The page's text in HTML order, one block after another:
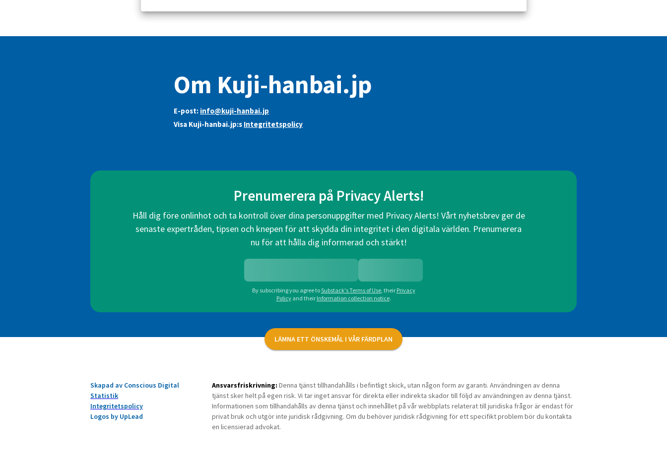
Om Kuji-hanbai.jp
E-post: info@kuji-hanbai.jp
Visa Kuji-hanbai.jp:s Integritetspolicy
Prenumerera på Privacy Alerts!
Håll dig före onlinhot och ta kontroll över dina personuppgifter med Privacy Alerts! Vårt nyhetsbrev ger de
senaste expertråden, tipsen och knepen för att skydda din integritet i den digitala världen. Prenumerera
nu för att hålla dig informerad och stärkt!
By subscribing you agree toSubstack's Terms of Use, their Privacy
Policy and their Information collection notice.
LÄMNA ETT ÖNSKEMÅL I VÅR FÄRDPLAN
Skapad av Conscious Digital
Statistik
Integritetspolicy
Logos by UpLead
Ansvarsfriskrivning: Denna tjänst tillhandahålls i befintligt skick, utan någon form av garanti. Användningen av denna
tjänst sker helt på egen risk. Vi tar inget ansvar för direkta eller indirekta skador till följd av användningen av denna tjänst.
Informationen som tillhandahålls av denna tjänst och innehållet på vår webbplats relaterat till juridiska frågor är endast för
privat bruk och utgör inte juridisk rådgivning. Om du behöver juridisk rådgivning för ett specifikt problem bör du kontakta
en licensierad advokat.